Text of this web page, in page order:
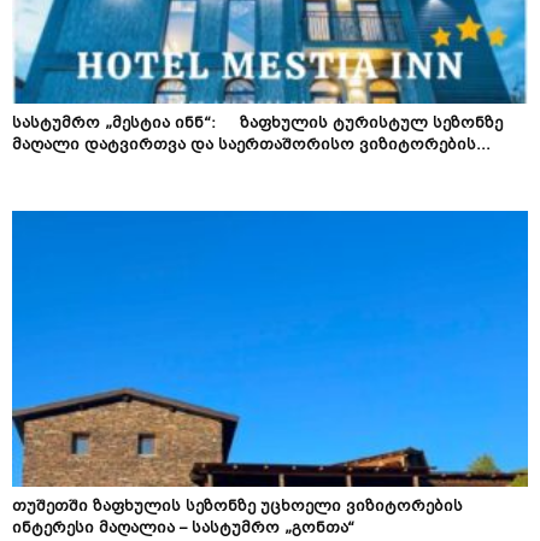
სასტუმრო „მესტია ინნ“: ზაფხულის ტურისტულ სეზონზე
მაღალი დატვირთვა და საერთაშორისო ვიზიტორების...
თუშეთში ზაფხულის სეზონზე უცხოელი ვიზიტორების
ინტერესი მაღალია – სასტუმრო „გონთა“